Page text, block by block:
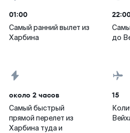
01:00
Самый ранний вылет из
Харбина
до
около 2 часов
Самый быстрый
прямой перелет из
Харбина туда и
15